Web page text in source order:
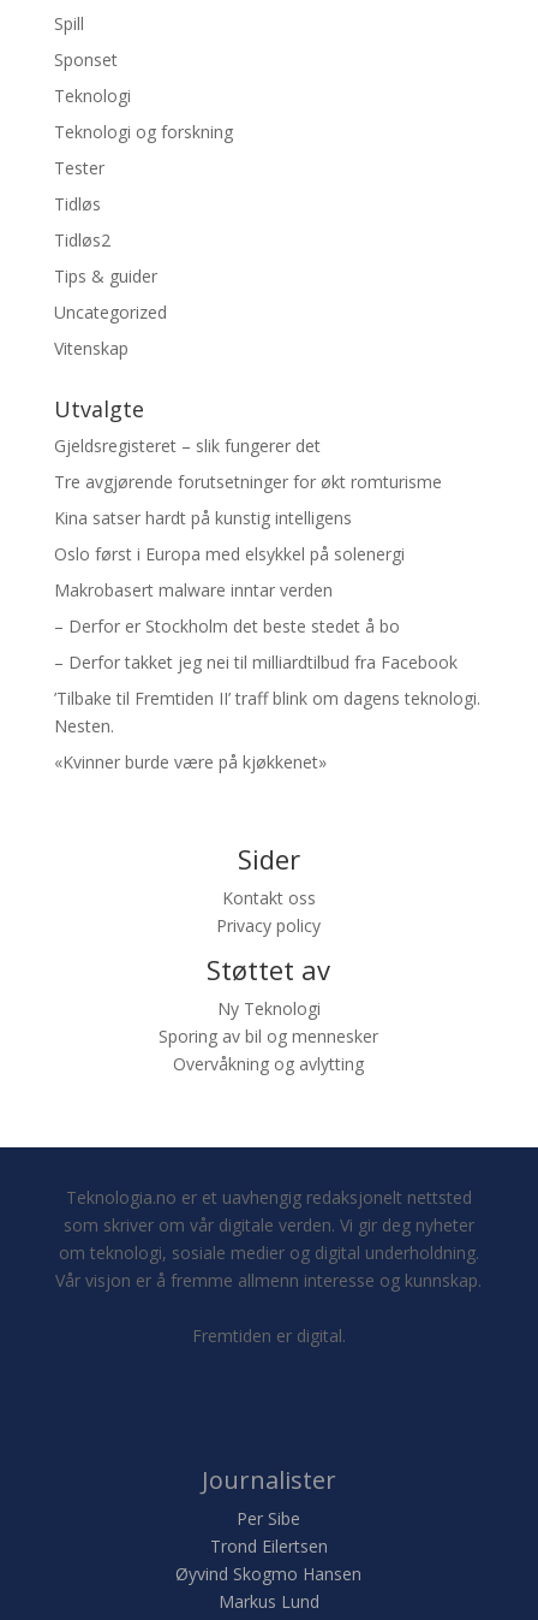
Spill
Sponset
Teknologi
Teknologi og forskning
Tester
Tidløs
Tidløs2
Tips & guider
Uncategorized
Vitenskap
Utvalgte
Gjeldsregisteret – slik fungerer det
Tre avgjørende forutsetninger for økt romturisme
Kina satser hardt på kunstig intelligens
Oslo først i Europa med elsykkel på solenergi
Makrobasert malware inntar verden
– Derfor er Stockholm det beste stedet å bo
– Derfor takket jeg nei til milliardtilbud fra Facebook
’Tilbake til Fremtiden II’ traff blink om dagens teknologi.
Nesten.
«Kvinner burde være på kjøkkenet»
Sider
Kontakt oss
Privacy policy
Støttet av
Ny Teknologi
Sporing av bil og mennesker
Overvåkning og avlytting
Teknologia.no er et uavhengig redaksjonelt nettsted
som skriver om vår digitale verden. Vi gir deg nyheter
om teknologi, sosiale medier og digital underholdning.
Vår visjon er å fremme allmenn interesse og kunnskap.
Fremtiden er digital.
Journalister
Per Sibe
Trond Eilertsen
Øyvind Skogmo Hansen
Markus Lund